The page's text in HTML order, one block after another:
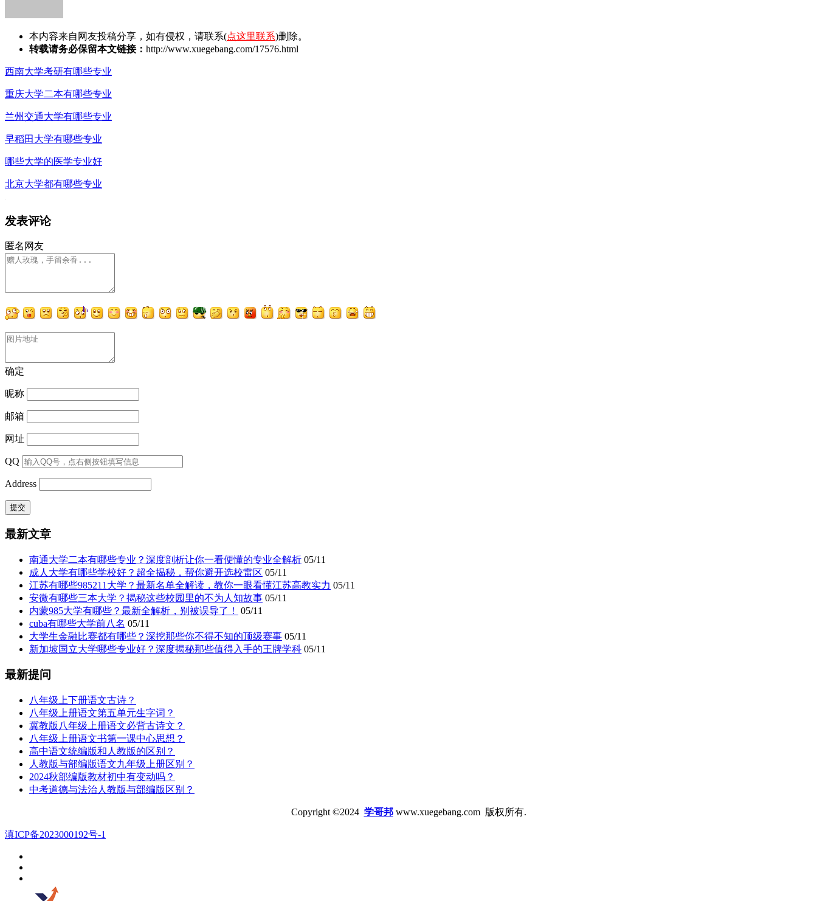
本内容来自网友投稿分享，如有侵权，请联系(点这里联系)删除。
转载请务必保留本文链接： http://www.xuegebang.com/17576.html
西南大学考研有哪些专业
重庆大学二本有哪些专业
兰州交通大学有哪些专业
早稻田大学有哪些专业
哪些大学的医学专业好
北京大学都有哪些专业
发表评论
匿名网友
确定
昵称
邮箱
网址
QQ
Address
最新文章
南通大学二本有哪些专业？深度剖析让你一看便懂的专业全解析 05/11
成人大学有哪些学校好？超全揭秘，帮你避开选校雷区 05/11
江苏有哪些985211大学？最新名单全解读，教你一眼看懂江苏高教实力 05/11
安微有哪些三本大学？揭秘这些校园里的不为人知故事 05/11
内蒙985大学有哪些？最新全解析，别被误导了！
05/11
cuba有哪些大学前八名 05/11
大学生金融比赛都有哪些？深挖那些你不得不知的顶级赛事 05/11
新加坡国立大学哪些专业好？深度揭秘那些值得入手的王牌学科 05/11
最新提问
八年级上下册语文古诗？
八年级上册语文第五单元生字词？
冀教版八年级上册语文必背古诗文？
八年级上册语文书第一课中心思想？
高中语文统编版和人教版的区别？
人教版与部编版语文九年级上册区别？
2024秋部编版教材初中有变动吗？
中考道德与法治人教版与部编版区别？
Copyright ©2024 学哥邦www.xuegebang.com 版权所有.
滇ICP备2023000192号-1